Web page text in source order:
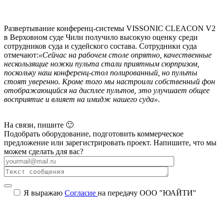
Развертывание конференц-системы VISSONIC CLEACON V2
в Верховном суде Чили получило высокую оценку среди
сотрудников суда и судейского состава. Сотрудники суда
отмечают:«Сейчас на рабочем столе опрятно, качественные
нескользящие ножки пульта стали приятным сюрпризом,
поскольку наш конференц-стол полированный, но пульты
стоят уверенно. Кроме того мы настроили собственный фон
отображающийся на дисплее пультов, это улучшает общее
восприятие и влияет на имидж нашего суда».
На связи, пишите 🙂
Подобрать оборудование, подготовить коммерческое
предложение или зарегистрировать проект. Напишите, что мы
можем сделать для вас?
Я выражаю Согласие на передачу ООО "ЮАЙТИ"